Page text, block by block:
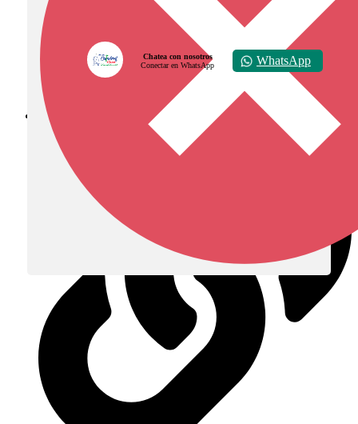
Diócesis de Zipaquirá
Chatea con nosotros
Conectar en WhatsApp
WhatsApp